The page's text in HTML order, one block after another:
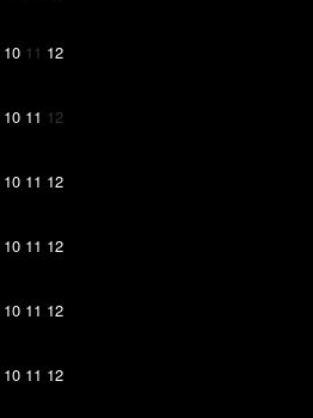
10 11 12
10 11 12
10 11 12
10 11 12
10 11 12
10 11 12